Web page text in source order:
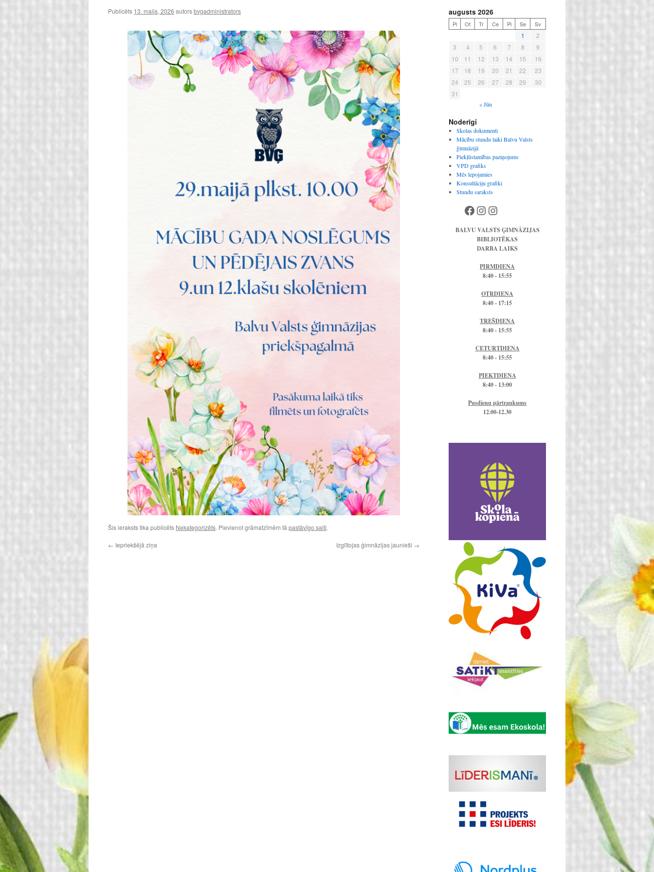
Publicēts 13. maijs, 2026 autorsbvgadministrators
Šis ieraksts tika publicēts Nekategorizēts. Pievienot grāmatzīmēm tā pastāvīgo saiti.
← Iepriekšējā ziņa Izglītojas ģimnāzijas jaunieši →
augusts 2026
Pi Ot Tr Ce Pi Se Sv
1
2
3
4 5 6 7 8
9
10
11 12 13 14 15
16
17
18 19 20 21 22
23
24
25 26 27 28 29
30
31
« Jūn
Noderīgi
Skolas dokumenti
Mācību stundu laiki Balvu Valsts
ģimnāzijā
Piekļūstamības paziņojums
VPD grafiks
Mēs lepojamies
Konsultāciju grafiki
Stundu saraksts
Facebook
Instagram
Instagram
BALVU VALSTS ĢIMNĀZIJAS
BIBLIOTĒKAS
DARBA LAIKS
PIRMDIENA
8:40 - 15:55
OTRDIENA
8:40 - 17:15
TREŠDIENA
8:40 - 15:55
CETURTDIENA
8:40 - 15:55
PIEKTDIENA
8:40 - 13:00
Pusdienu pārtraukums
12.00-12.30